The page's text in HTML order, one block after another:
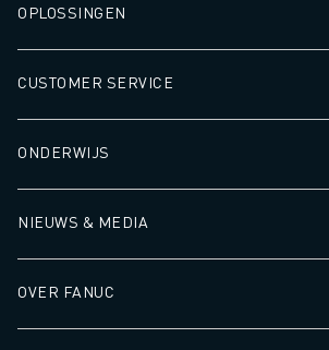
OPLOSSINGEN
CUSTOMER SERVICE
ONDERWIJS
NIEUWS & MEDIA
OVER FANUC